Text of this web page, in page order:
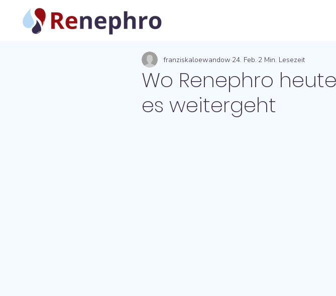
Wo Renephro
es weitergeht
franziskaloewandow 24. Feb. 2 Min. Lesezeit